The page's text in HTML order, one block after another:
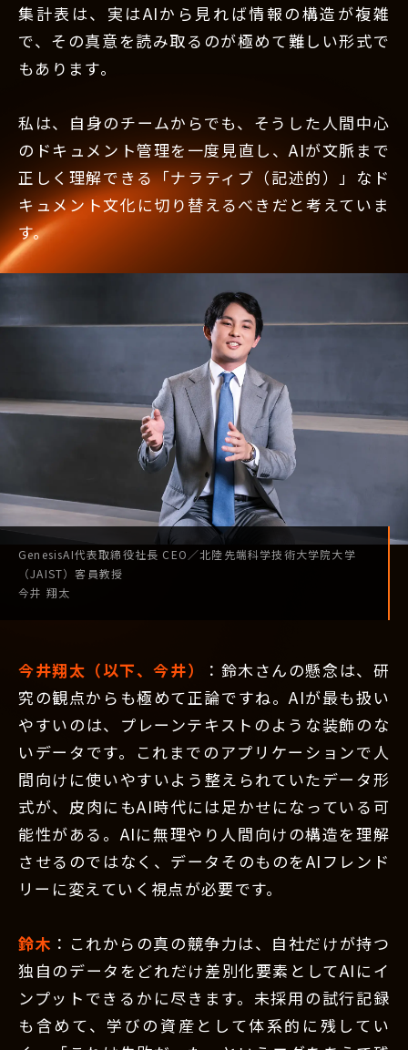
集計表は、実はAIから見れば情報の構造が複雑
で、その真意を読み取るのが極めて難しい形式で
もあります。
私は、自身のチームからでも、そうした人間中心
のドキュメント管理を一度見直し、AIが文脈まで
正しく理解できる「ナラティブ（記述的）」なド
キュメント文化に切り替えるべきだと考えていま
す。
GenesisAI代表取締役社長 CEO／北陸先端科学技術大学院大学
（JAIST）客員教授
今井 翔太
今井翔太（以下、今井）
：鈴木さんの懸念は、研
究の観点からも極めて正論ですね。AIが最も扱い
やすいのは、プレーンテキストのような装飾のな
いデータです。これまでのアプリケーションで人
間向けに使いやすいよう整えられていたデータ形
式が、皮肉にもAI時代には足かせになっている可
能性がある。AIに無理やり人間向けの構造を理解
させるのではなく、データそのものをAIフレンド
リーに変えていく視点が必要です。
鈴木 ：これからの真の競争力は、自社だけが持つ
独自のデータをどれだけ差別化要素としてAIにイ
ンプットできるかに尽きます。未採用の試行記録
も含めて、学びの資産として体系的に残してい